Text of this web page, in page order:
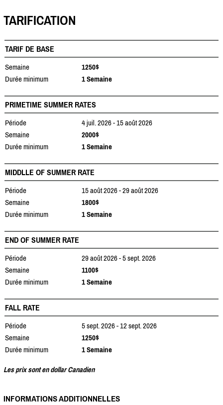
TARIFICATION
TARIF DE BASE
Semaine
1250$
Durée minimum
1 Semaine
PRIMETIME SUMMER RATES
Période
4 juil. 2026 - 15 août 2026
Semaine
2000$
Durée minimum
1 Semaine
MIDDLLE OF SUMMER RATE
Période
15 août 2026 - 29 août 2026
Semaine
1800$
Durée minimum
1 Semaine
END OF SUMMER RATE
Période
29 août 2026 - 5 sept. 2026
Semaine
1100$
Durée minimum
1 Semaine
FALL RATE
Période
5 sept. 2026 - 12 sept. 2026
Semaine
1250$
Durée minimum
1 Semaine
Les prix sont en dollar Canadien
INFORMATIONS ADDITIONNELLES